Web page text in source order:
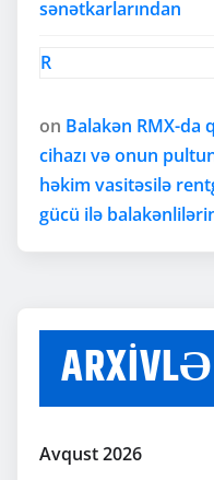
sənətkarlarından
R
on Balakən RMX-da
cihazı və onun
həkim vasitəsilə
gücü ilə
Avqust 2026